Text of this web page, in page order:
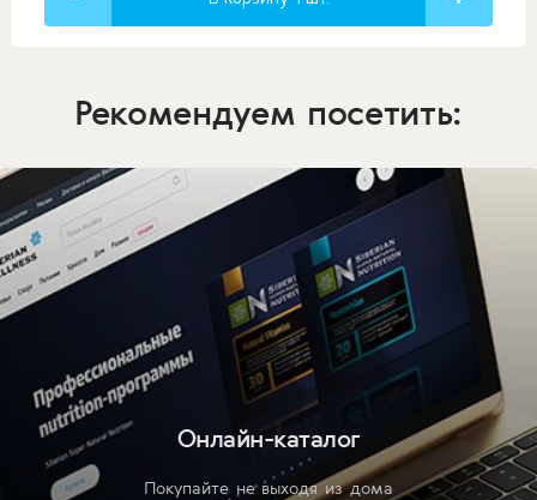
Рекомендуем посетить:
Онлайн-каталог
Покупайте не выходя из дома